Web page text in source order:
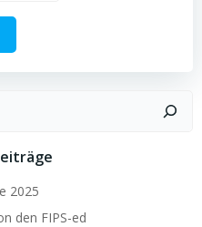
2025
den FIPS-ed